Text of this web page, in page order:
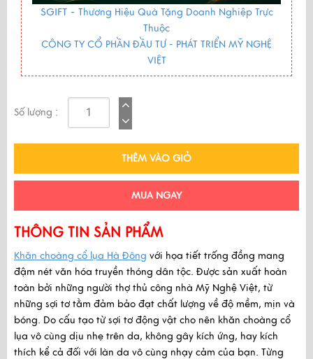
SGIFT - Thương Hiệu Quà Tặng Doanh Nghiệp Trực
Thuộc
CÔNG TY CỔ PHẦN ĐẦU TƯ - PHÁT TRIỂN MỸ NGHỆ
VIỆT
Số lượng :
THÊM VÀO GIỎ
MUA NGAY
THÔNG TIN SẢN PHẨM
Khăn choàng cổ lụa Hà Đông với họa tiết trống đồng mang
đậm nét văn hóa truyền thóng dân tộc. Được sản xuất hoàn
toàn bởi những người thợ thủ công nhà Mỹ Nghệ Việt, từ
những sợi tơ tằm đảm bảo đạt chất lượng về độ mềm, mịn và
bóng. Do cấu tạo từ sợi tơ động vật cho nên khăn choàng cổ
lụa vô cùng dịu nhẹ trên da, không gây kích ứng, hay kích
thích kể cả đối với làn da vô cùng nhạy cảm của bạn. Từng